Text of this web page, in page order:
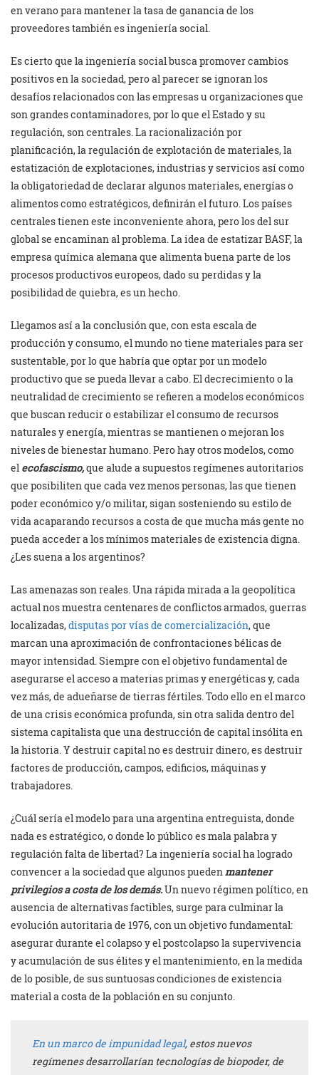
en verano para mantener la tasa de ganancia de los
proveedores también es ingeniería social.
Es cierto que la ingeniería social busca promover cambios
positivos en la sociedad, pero al parecer se ignoran los
desafíos relacionados con las empresas u organizaciones que
son grandes contaminadores, por lo que el Estado y su
regulación, son centrales. La racionalización por
planificación, la regulación de explotación de materiales, la
estatización de explotaciones, industrias y servicios así como
la obligatoriedad de declarar algunos materiales, energías o
alimentos como estratégicos, definirán el futuro. Los países
centrales tienen este inconveniente ahora, pero los del sur
global se encaminan al problema. La idea de estatizar BASF, la
empresa química alemana que alimenta buena parte de los
procesos productivos europeos, dado su perdidas y la
posibilidad de quiebra, es un hecho.
Llegamos así a la conclusión que, con esta escala de
producción y consumo, el mundo no tiene materiales para ser
sustentable, por lo que habría que optar por un modelo
productivo que se pueda llevar a cabo. El decrecimiento o la
neutralidad de crecimiento se refieren a modelos económicos
que buscan reducir o estabilizar el consumo de recursos
naturales y energía, mientras se mantienen o mejoran los
niveles de bienestar humano. Pero hay otros modelos, como
el ecofascismo,que alude a supuestos regímenes autoritarios
que posibiliten que cada vez menos personas, las que tienen
poder económico y/o militar, sigan sosteniendo su estilo de
vida acaparando recursos a costa de que mucha más gente no
pueda acceder a los mínimos materiales de existencia digna.
¿Les suena a los argentinos?
Las amenazas son reales. Una rápida mirada a la geopolítica
actual nos muestra centenares de conflictos armados, guerras
localizadas,disputas por vías de comercialización, que
marcan una aproximación de confrontaciones bélicas de
mayor intensidad. Siempre con el objetivo fundamental de
asegurarse el acceso a materias primas y energéticas y, cada
vez más, de adueñarse de tierras fértiles. Todo ello en el marco
de una crisis económica profunda, sin otra salida dentro del
sistema capitalista que una destrucción de capital insólita en
la historia. Y destruir capital no es destruir dinero, es destruir
factores de producción, campos, edificios, máquinas y
trabajadores.
¿Cuál sería el modelo para una argentina entreguista, donde
nada es estratégico, o donde lo público es mala palabra y
regulación falta de libertad? La ingeniería social ha logrado
convencer a la sociedad que algunos pueden mantener
privilegios a costa de los demás.Un nuevo régimen político, en
ausencia de alternativas factibles, surge para culminar la
evolución autoritaria de 1976, con un objetivo fundamental:
asegurar durante el colapso y el postcolapso la supervivencia
y acumulación de sus élites y el mantenimiento, en la medida
de lo posible, de sus suntuosas condiciones de existencia
material a costa de la población en su conjunto.
En un marco de impunidad legal, estos nuevos
regímenes desarrollarían tecnologías de biopoder, de